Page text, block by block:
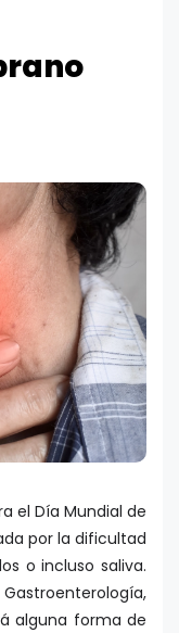
el Día Mundial de
por la dificultad
o incluso saliva.
alguna forma de